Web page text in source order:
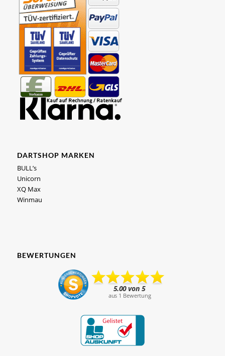
DARTSHOP MARKEN
BULL’s
Unicorn
XQ Max
Winmau
BEWERTUNGEN